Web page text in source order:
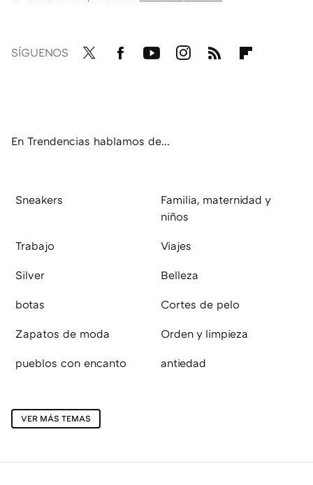
SÍGUENOS
En Trendencias hablamos de...
Sneakers
Familia, maternidad y
niños
Trabajo Viajes
Silver Belleza
botas Cortes de pelo
Zapatos de moda Orden y limpieza
pueblos con encanto antiedad
VER MÁS TEMAS